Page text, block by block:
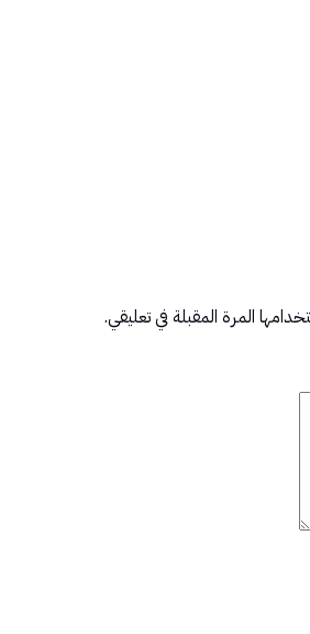
المرة المقبلة في تعليقي.